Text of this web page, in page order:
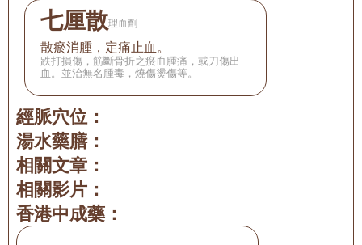
七厘散理血劑
散瘀消腫，定痛止血。
跌打損傷，筋斷骨折之瘀血腫痛，或刀傷出
血。並治無名腫毒，燒傷燙傷等。
經脈穴位：
湯水藥膳：
相關文章：
相關影片：
香港中成藥：